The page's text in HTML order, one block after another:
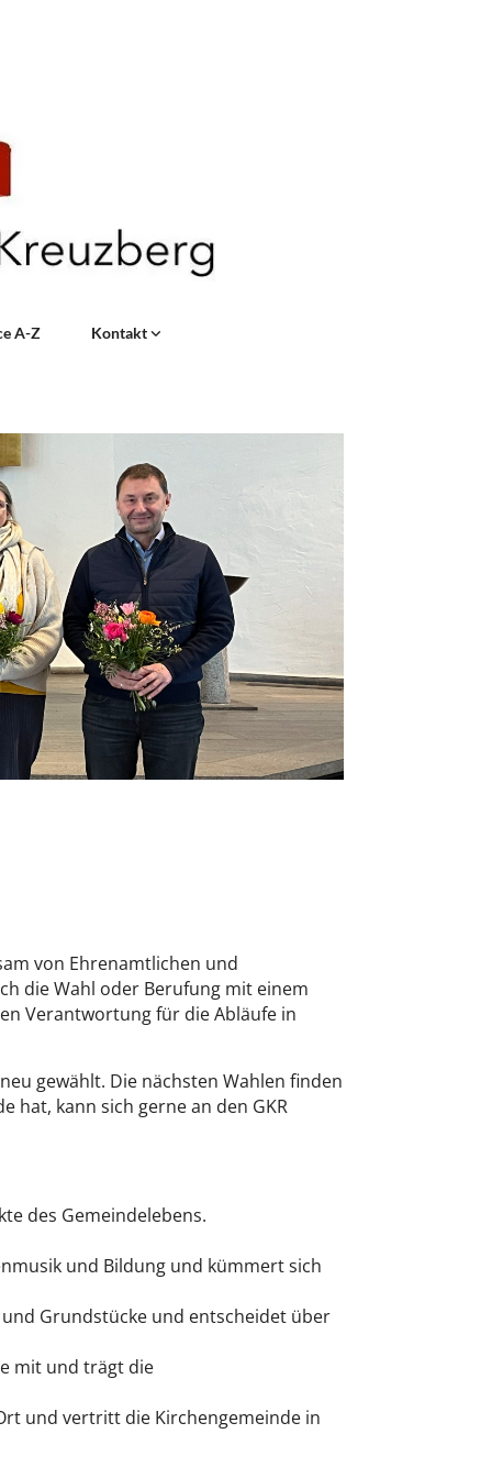
A-Z Kontakt
von Ehrenamtlichen und
die Wahl oder Berufung mit einem
Verantwortung für die Abläufe in
gewählt. Die nächsten Wahlen finden
hat, kann sich gerne an den GKR
des Gemeindelebens.
und Bildung und kümmert sich
Grundstücke und entscheidet über
mit und trägt die
und vertritt die Kirchengemeinde in